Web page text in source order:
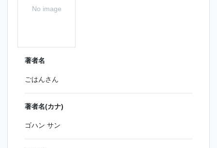
No image
著者名
ごはんさん
著者名(カナ)
ゴハン サン